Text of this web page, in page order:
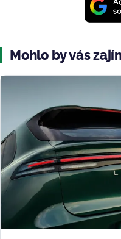
Mohlo by vás